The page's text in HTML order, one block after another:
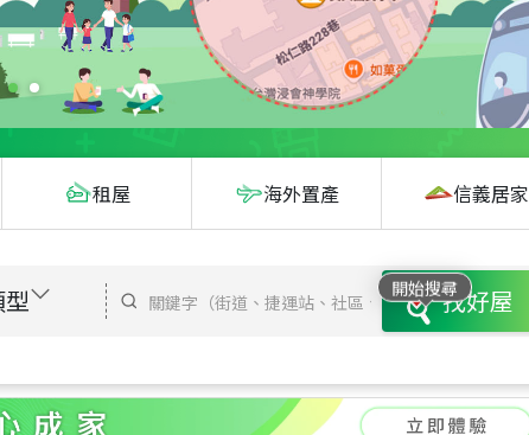
租屋 海外置產 信義居家
開始搜尋
找好屋